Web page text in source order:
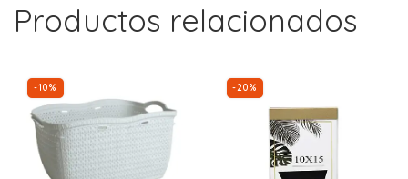
Productos relacionados
-10% -20%